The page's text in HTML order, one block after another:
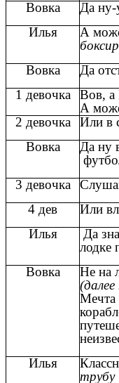
Вовка
Да
Илья
А
Вовка
Да
1 девочка
Вов, а
А
2 девочка
Или в
Вовка
Да ну
3 девочка
4 дев
Или
Илья
Да
лодке
Вовка
Не на
Мечта
Илья
трубу